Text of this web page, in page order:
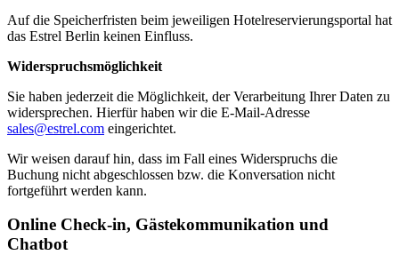
Auf die Speicherfristen beim jeweiligen Hotelreservierungsportal hat
das Estrel Berlin keinen Einfluss.
Widerspruchsmöglichkeit
Sie haben jederzeit die Möglichkeit, der Verarbeitung Ihrer Daten zu
widersprechen. Hierfür haben wir die E-Mail-Adresse
sales@estrel.com eingerichtet.
Wir weisen darauf hin, dass im Fall eines Widerspruchs die
Buchung nicht abgeschlossen bzw. die Konversation nicht
fortgeführt werden kann.
Online Check-in, Gästekommunikation und
Chatbot